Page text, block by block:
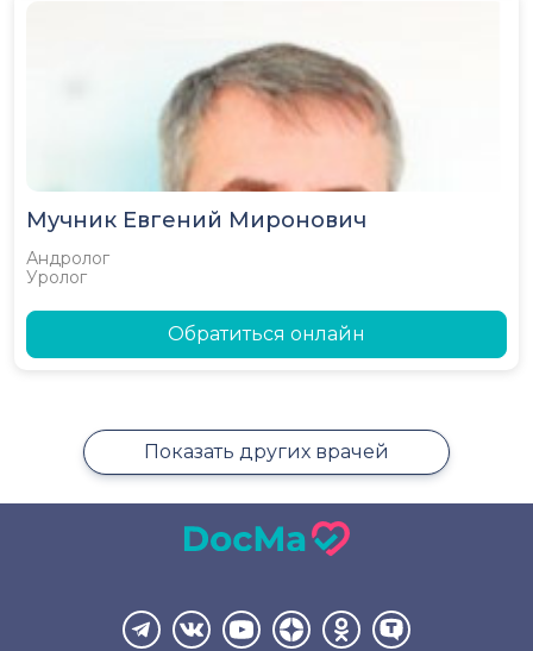
Мучник Евгений Миронович
Андролог
Уролог
Обратиться онлайн
Показать других врачей